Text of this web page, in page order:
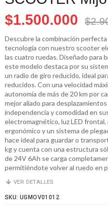
$1.500.000
Descubre la combinación
tecnología con nuestro scooter
las cuatro ruedas. Diseñado para
este modelo destaca por su
un radio de giro reducido, ideal
reducidos. Con una velocidad
autonomía de más de 20 km por
mejor aliado para
independencia y comodidad en
electromagnético, luz LED
ergonómico y un sistema de
hace ideal para guardar o
kg y cuenta con una estructura
de 24V 6Ah se carga
permitiéndote volver al ruedo en
VER DETALLES
SKU: UGMOV01012